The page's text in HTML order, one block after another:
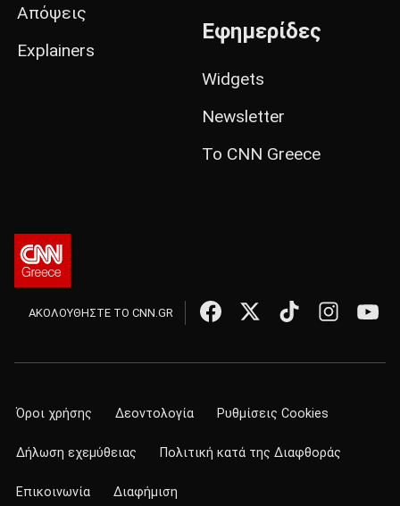
Απόψεις
Explainers
Εφημερίδες
Widgets
Newsletter
Το CNN Greece
ΑΚΟΛΟΥΘΗΣΤΕ ΤΟ CNN.GR
Όροι χρήσης Δεοντολογία Ρυθμίσεις Cookies
Δήλωση εχεμύθειας Πολιτική κατά της Διαφθοράς
Επικοινωνία Διαφήμιση